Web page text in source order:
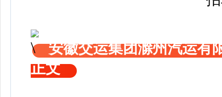
安徽交运集团滁州汽运有
正文